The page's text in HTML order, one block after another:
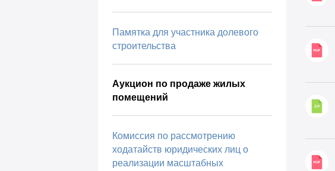
Памятка для участника долевого
строительства
Аукцион по продаже жилых
помещений
Комиссия по рассмотрению
ходатайств юридических лиц о
реализации масштабных